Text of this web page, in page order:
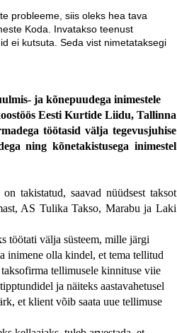
probleeme, siis oleks hea tava
Koda. Invatakso teenust
ei kutsuta. Seda vist nimetataksegi
ja kõnepuudega inimestele
Eesti Kurtide Liidu, Tallinna
töötasid välja tegevusjuhise
ning kõnetakistusega inimestel
takistatud, saavad nüüdsest taksot
AS Tulika Takso, Marabu ja Laki
töötati välja süsteem, mille järgi
inimene olla kindel, et tema tellitud
tellimusele kinnituse viie
ja näiteks aastavahetusel
et klient võib saata uue tellimuse